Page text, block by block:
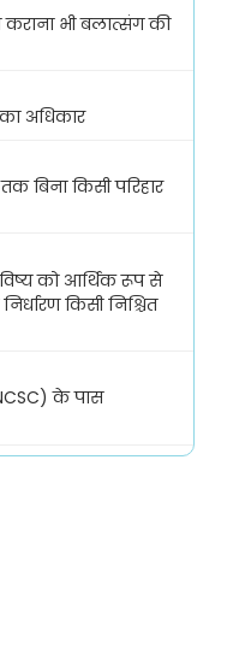
कराना भी बलात्संग की
अधिकार
बिना किसी परिहार
को आर्थिक रूप से
किसी निश्चित
के पास